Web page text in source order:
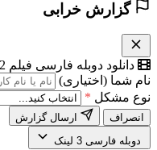
گزارش خرابی
دانلود دوبله فارسی فیلم The Snows of Kilimanjaro 1952
نام شما (اختیاری)
نوع مشکل *
انصراف
️ دوبله فارسی 3 لینک